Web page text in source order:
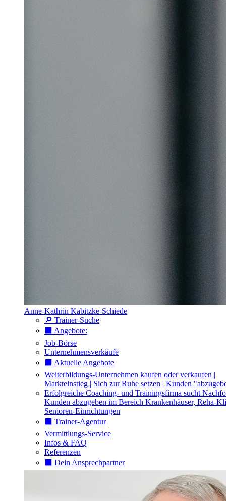
Anne-Kathrin Kabitzke-Schiede
🔎 Trainer-Suche
⬛️ Angebote:
Job-Börse
Unternehmensverkäufe
⬛️ Aktuelle Angebote
Weiterbildungs-Unternehmen kaufen oder verkaufen |
Markteinstieg | Sich zur Ruhe setzen | Kunden
Erfolgreiche Coaching- und Trainingsfirma sucht
Kunden abzugeben im Bereich Krankenhäuser, Reha-
Senioren-Einrichtungen
⬛️ Trainer-Agentur
Vermittlungs-Service
Infos & FAQ
Referenzen
⬛️ Dein Ansprechpartner